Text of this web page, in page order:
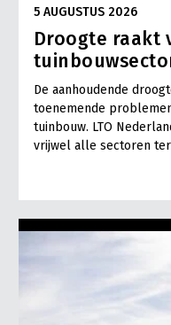
5 AUGUSTUS 2026
Droogte raakt
De aanhoudende
toenemende
tuinbouw. LTO
vrijwel alle sectoren